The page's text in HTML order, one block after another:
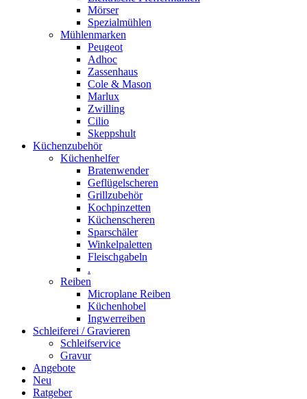
Mörser
Spezialmühlen
Mühlenmarken
Peugeot
Adhoc
Zassenhaus
Cole & Mason
Marlux
Zwilling
Cilio
Skeppshult
Küchenzubehör
Küchenhelfer
Bratenwender
Geflügelscheren
Grillzubehör
Kochpinzetten
Küchenscheren
Sparschäler
Winkelpaletten
Fleischgabeln
.
Reiben
Microplane Reiben
Küchenhobel
Ingwerreiben
Schleiferei / Gravieren
Schleifservice
Gravur
Angebote
Neu
Ratgeber